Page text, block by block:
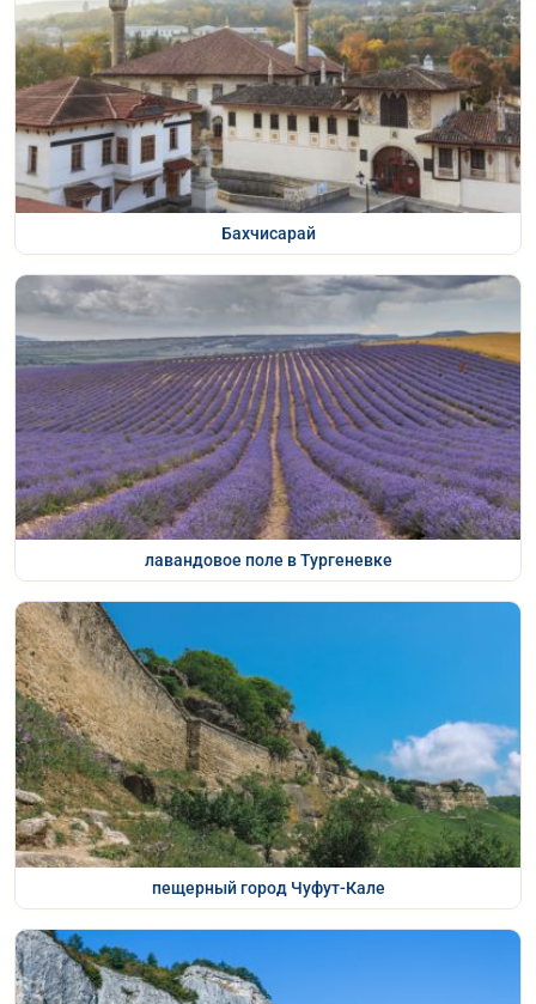
Бахчисарай
лавандовое поле в Тургеневке
пещерный город Чуфут-Кале